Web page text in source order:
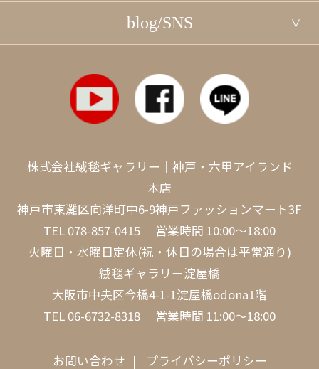
blog/SNS
株式会社絨毯ギャラリー｜神戸・六甲アイランド
本店
神戸市東灘区向洋町中6-9神戸ファッションマート3F
TEL 078-857-0415 営業時間 10:00～18:00
火曜日・水曜日定休(祝・休日の場合は平常通り)
絨毯ギャラリー淀屋橋
大阪市中央区今橋4-1-1淀屋橋odona1階
TEL 06-6732-8318 営業時間 11:00～18:00
お問い合わせ プライバシーポリシー